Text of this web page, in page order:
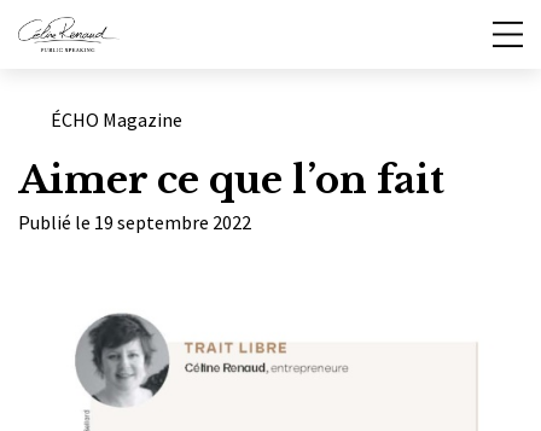
Catégories
ÉCHO Magazine
Aimer ce que l’on fait
Publié le 19 septembre 2022